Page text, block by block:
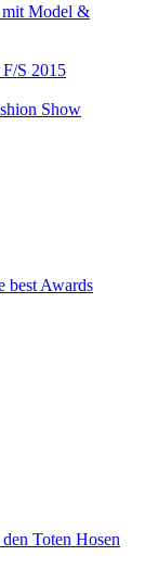
mit Model &
S 2015
Show
best Awards
Toten Hosen